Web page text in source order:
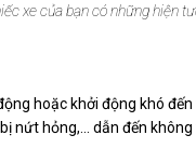
xe của bạn có những hiện
hoặc khởi động khó
nứt hỏng,... dẫn đến